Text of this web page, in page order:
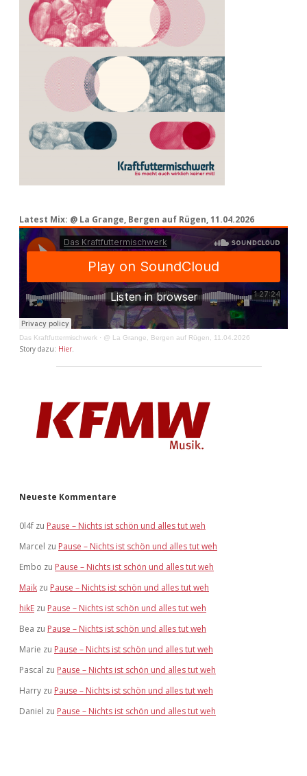
Latest Mix: @ La Grange, Bergen auf Rügen, 11.04.2026
Das Kraftfuttermischwerk · @ La Grange, Bergen auf Rügen, 11.04.2026
Story dazu: Hier.
Neueste Kommentare
0l4f zu Pause – Nichts ist schön und alles tut weh
Marcel zu Pause – Nichts ist schön und alles tut weh
Embo zu Pause – Nichts ist schön und alles tut weh
Maik zu Pause – Nichts ist schön und alles tut weh
hikE zu Pause – Nichts ist schön und alles tut weh
Bea zu Pause – Nichts ist schön und alles tut weh
Marie zu Pause – Nichts ist schön und alles tut weh
Pascal zu Pause – Nichts ist schön und alles tut weh
Harry zu Pause – Nichts ist schön und alles tut weh
Daniel zu Pause – Nichts ist schön und alles tut weh